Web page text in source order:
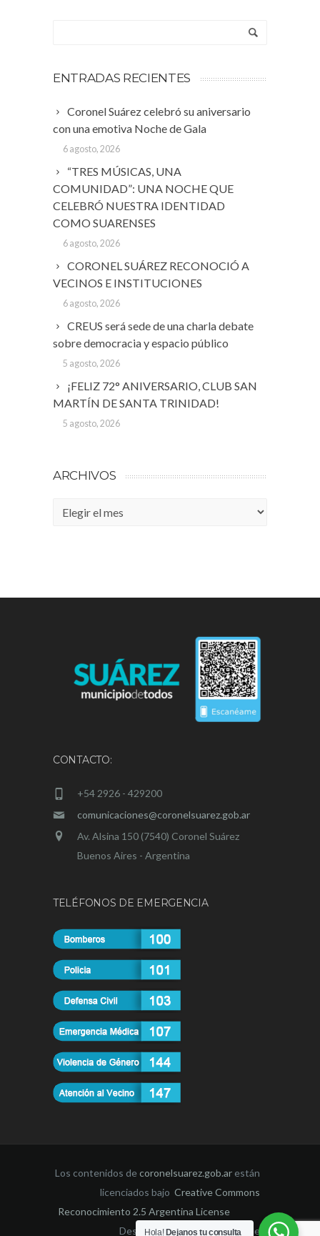
ENTRADAS RECIENTES
Coronel Suárez celebró su aniversario
con una emotiva Noche de Gala
6 agosto, 2026
“TRES MÚSICAS, UNA
COMUNIDAD”: UNA NOCHE QUE
CELEBRÓ NUESTRA IDENTIDAD
COMO SUARENSES
6 agosto, 2026
CORONEL SUÁREZ RECONOCIÓ A
VECINOS E INSTITUCIONES
6 agosto, 2026
CREUS será sede de una charla debate
sobre democracia y espacio público
5 agosto, 2026
¡FELIZ 72° ANIVERSARIO, CLUB SAN
MARTÍN DE SANTA TRINIDAD!
5 agosto, 2026
ARCHIVOS
Archivos
CONTACTO:
+54 2926 - 429200
comunicaciones@coronelsuarez.gob.ar
Av. Alsina 150 (7540) Coronel Suárez
Buenos Aires - Argentina
TELÉFONOS DE EMERGENCIA
Los contenidos decoronelsuarez.gob.ar están
licenciados bajo Creative Commons
Reconocimiento 2.5 Argentina License
Desarrollado por la Dirección de
Hola! Dejanos tu consulta